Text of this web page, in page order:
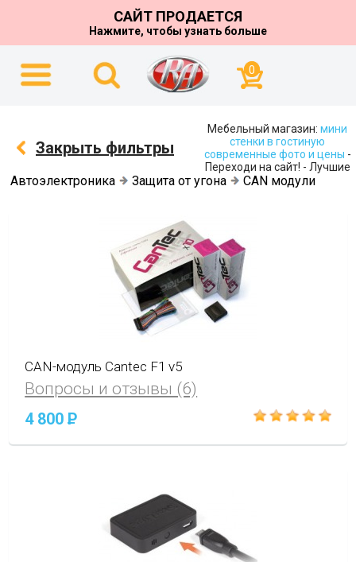
САЙТ ПРОДАЕТСЯ
Нажмите, чтобы узнать больше
0
Закрыть фильтры
Автоэлектроника Защита от угона CAN модули
CAN-модуль Cantec F1 v5
Вопросы и отзывы (6)
4 800P
Мебельный магазин: мини
стенки в гостиную
современные фото и цены -
Переходи на сайт! - Лучшие